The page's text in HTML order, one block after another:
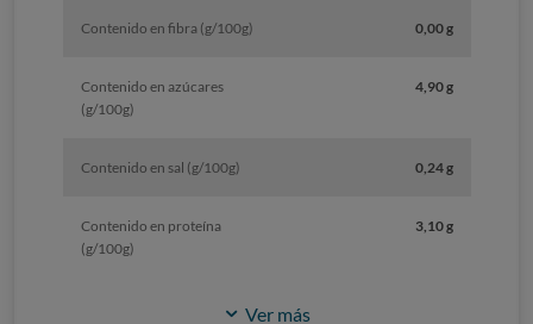
Contenido en fibra (g/100g) 0,00 g
Contenido en azúcares
(g/100g)
4,90 g
Contenido en sal (g/100g) 0,24 g
Contenido en proteína
(g/100g)
3,10 g
Ver más